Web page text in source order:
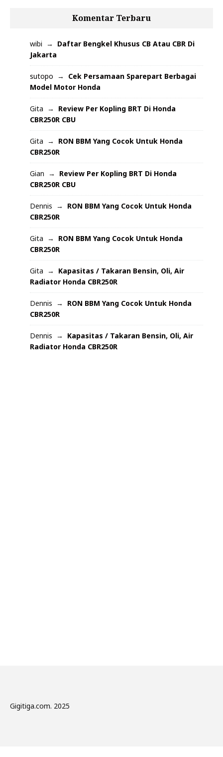
Komentar Terbaru
wibi
Daftar Bengkel Khusus CB Atau CBR Di
Jakarta
sutopo
Cek Persamaan Sparepart Berbagai
Model Motor Honda
Gita
Review Per Kopling BRT Di Honda
CBR250R CBU
Gita
RON BBM Yang Cocok Untuk Honda
CBR250R
Gian
Review Per Kopling BRT Di Honda
CBR250R CBU
Dennis
RON BBM Yang Cocok Untuk Honda
CBR250R
Gita
RON BBM Yang Cocok Untuk Honda
CBR250R
Gita
Kapasitas / Takaran Bensin, Oli, Air
Radiator Honda CBR250R
Dennis
RON BBM Yang Cocok Untuk Honda
CBR250R
Dennis
Kapasitas / Takaran Bensin, Oli, Air
Radiator Honda CBR250R
Gigitiga.com. 2025